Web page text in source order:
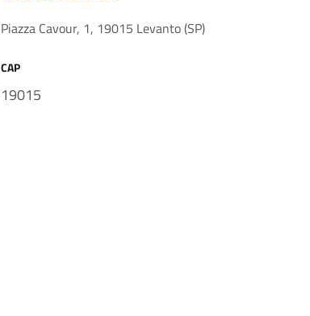
Piazza Cavour, 1, 19015 Levanto (SP)
CAP
19015